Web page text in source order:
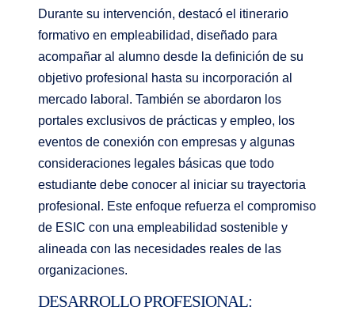
Durante su intervención, destacó el itinerario
formativo en empleabilidad, diseñado para
acompañar al alumno desde la definición de su
objetivo profesional hasta su incorporación al
mercado laboral. También se abordaron los
portales exclusivos de prácticas y empleo, los
eventos de conexión con empresas y algunas
consideraciones legales básicas que todo
estudiante debe conocer al iniciar su trayectoria
profesional. Este enfoque refuerza el compromiso
de ESIC con una empleabilidad sostenible y
alineada con las necesidades reales de las
organizaciones.
DESARROLLO PROFESIONAL: